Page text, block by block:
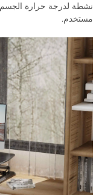
نشطة لدرجة حرارة
مستخدم.